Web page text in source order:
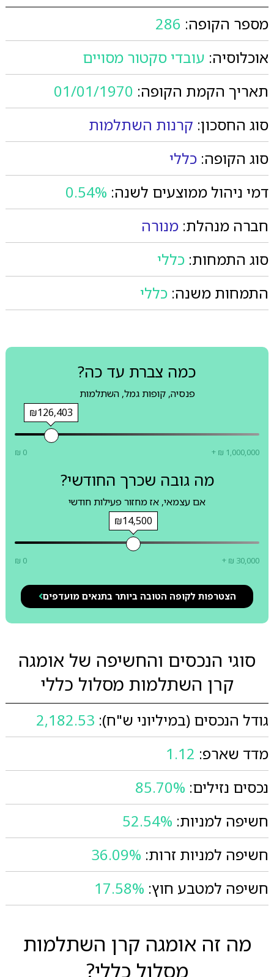
מספר הקופה: 286
אוכלוסיה: עובדי סקטור מסויים
תאריך הקמת הקופה: 01/01/1970
סוג החסכון: קרנות השתלמות
סוג הקופה: כללי
דמי ניהול ממוצעים לשנה: 0.54%
חברה מנהלת: מנורה
סוג התמחות: כללי
התמחות משנה: כללי
כמה צברת עד כה?
פנסיה, קופות גמל, השתלמות
₪126,403
₪ 0 + ₪ 1,000,000
מה גובה שכרך החודשי?
אם עצמאי, אז מחזור פעילות חודשי
₪14,500
₪ 0 + ₪ 30,000
הצטרפות לקופה הטובה ביותר בתנאים מועדפים
סוגי הנכסים והחשיפה של אומגה
קרן השתלמות מסלול כללי
גודל הנכסים (במיליוני ש"ח): 2,182.53
מדד שארפ: 1.12
נכסים נזילים: 85.70%
חשיפה למניות: 52.54%
חשיפה למניות זרות: 36.09%
חשיפה למטבע חוץ: 17.58%
מה זה אומגה קרן השתלמות
מסלול כללי?